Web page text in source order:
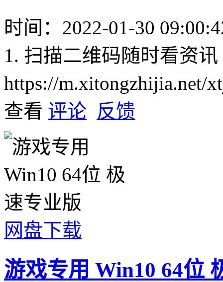
时间：2022-01-30
1. 扫描二维码随时看资讯
https://m.xitongzhijia.net/
查看 评论 反馈
网盘下载
游戏专用 Win10 64位